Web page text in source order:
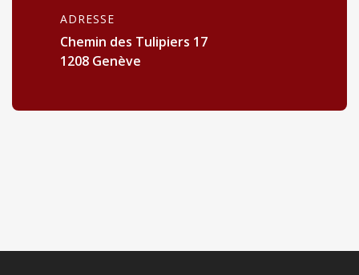
ADRESSE
Chemin des Tulipiers 17
1208 Genève